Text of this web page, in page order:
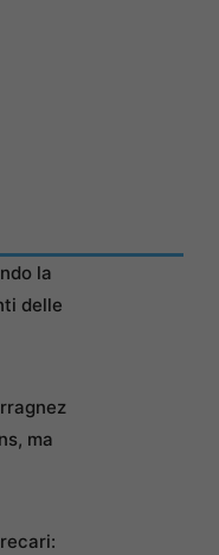
la
delle
ma